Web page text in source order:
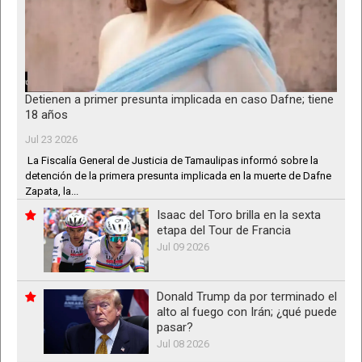
Detienen a primer presunta implicada en caso Dafne; tiene
18 años
Jul 23 2026
La Fiscalía General de Justicia de Tamaulipas informó sobre la
detención de la primera presunta implicada en la muerte de Dafne
Zapata, la...
Isaac del Toro brilla en la sexta
etapa del Tour de Francia
Jul 09 2026
Donald Trump da por terminado el
alto al fuego con Irán; ¿qué puede
pasar?
Jul 08 2026